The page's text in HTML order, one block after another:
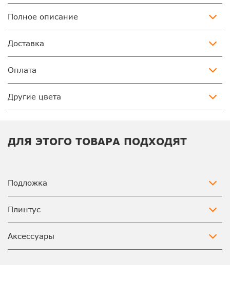
Полное описание
Доставка
Оплата
Другие цвета
ДЛЯ ЭТОГО ТОВАРА ПОДХОДЯТ
Подложка
Плинтус
Аксессуары